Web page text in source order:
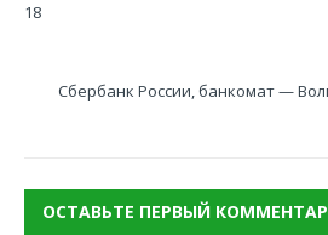
18
Сбербанк России, банкомат —
ОСТАВЬТЕ ПЕРВЫЙ